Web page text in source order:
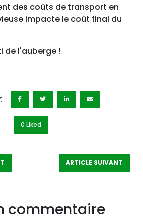
des coûts de transport en
impacte le coût final du
de l'auberge !
0 Liked
ARTICLE SUIVANT
commentaire